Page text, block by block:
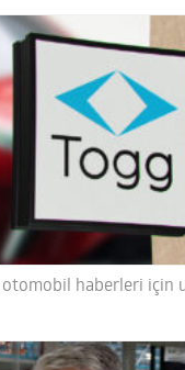
otomobil haberleri için